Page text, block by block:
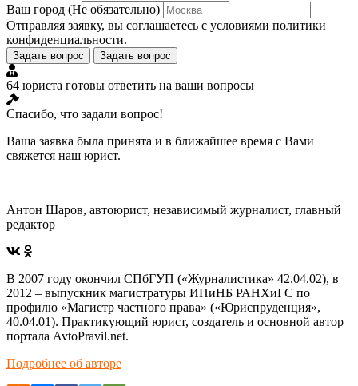
Ваш город (Не обязательно)
Отправляя заявку, вы соглашаетесь с условиями политики
конфиденциальности.
Задать вопрос Задать вопрос
64 юриста готовы ответить на ваши вопросы
Спасибо, что задали вопрос!
Ваша заявка была принята и в ближайшее время с Вами
свяжется наш юрист.
Антон Шаров, автоюрист, независимый журналист, главный
редактор
В 2007 году окончил СПбГУП («Журналистика» 42.04.02), в
2012 – выпускник магистратуры ИПиНБ РАНХиГС по
профилю «Магистр частного права» («Юриспруденция»,
40.04.01). Практикующий юрист, создатель и основной автор
портала AvtoPravil.net.
Подробнее об авторе